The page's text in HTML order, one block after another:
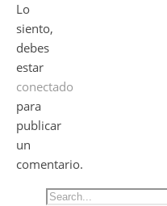
Lo
siento,
debes
estar
conectado
para
publicar
un
comentario.